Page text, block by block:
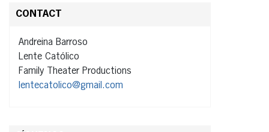
CONTACT
Andreina Barroso
Lente Católico
Family Theater Productions
lentecatolico@gmail.com